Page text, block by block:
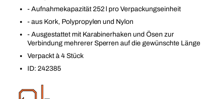
- Aufnahmekapazität 252 l pro Verpackungseinheit
- aus Kork, Polypropylen und Nylon
- Ausgestattet mit Karabinerhaken und Ösen zur
Verbindung mehrerer Sperren auf die gewünschte Länge
Verpackt à 4 Stück
ID: 242385